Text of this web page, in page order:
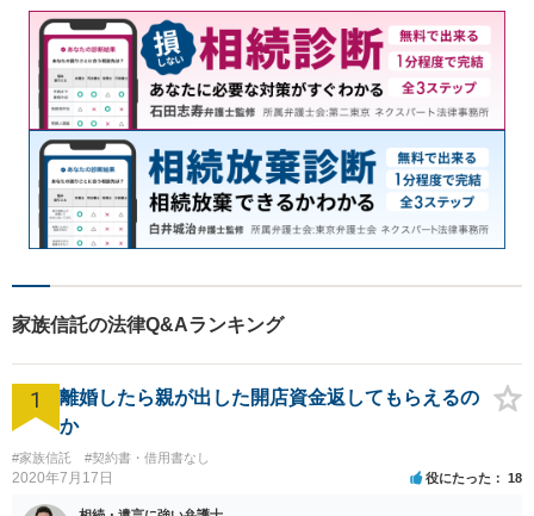
家族信託の法律Q&Aランキング
1
離婚したら親が出した開店資金返してもらえるの
か
#家族信託 #契約書・借用書なし
2020年7月17日 役にたった 18